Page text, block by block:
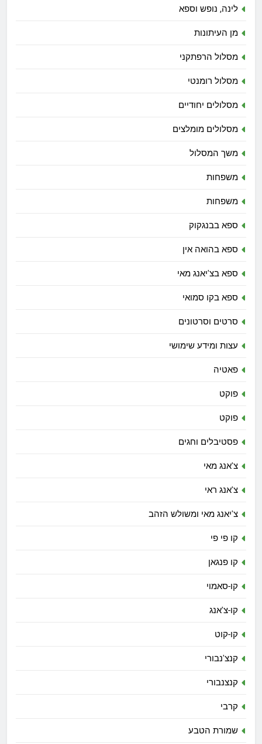
לינה, נופש וספא
מן העיתונות
מסלול הרפתקני
מסלול רומנטי
מסלולים יחודיים
מסלולים מומלצים
משך המסלול
משפחות
משפחות
ספא בבנגקוק
ספא בהואה אין
ספא בצ'יאנג מאי
ספא בקו סמואי
סרטים וסרטונים
עצות ומידע שימושי
פאטיה
פוקט
פוקט
פסטיבלים וחגים
צ'אנג מאי
צ'אנג ראי
צ'יאנג מאי ומשולש הזהב
קו פי פי
קו פנגאן
קו-סאמוי
קו-צ'אנג
קו-קוט
קנצ'נבורי
קנצנבורי
קרבי
שמורת הטבע